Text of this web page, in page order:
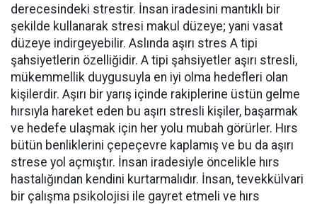
derecesindeki strestir. İnsan iradesini mantıklı bir
şekilde kullanarak stresi makul düzeye; yani vasat
düzeye indirgeyebilir. Aslında aşırı stres A tipi
şahsiyetlerin özelliğidir. A tipi şahsiyetler aşırı stresli,
mükemmellik duygusuyla en iyi olma hedefleri olan
kişilerdir. Aşırı bir yarış içinde rakiplerine üstün gelme
hırsıyla hareket eden bu aşırı stresli kişiler, başarmak
ve hedefe ulaşmak için her yolu mubah görürler. Hırs
bütün benliklerini çepeçevre kaplamış ve bu da aşırı
strese yol açmıştır. İnsan iradesiyle öncelikle hırs
hastalığından kendini kurtarmalıdır. İnsan, tevekkülvari
bir çalışma psikolojisi ile gayret etmeli ve hırs